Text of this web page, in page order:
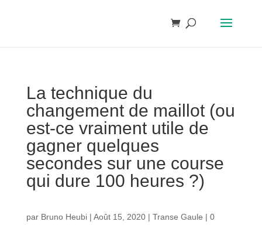
La technique du
changement de maillot (ou
est-ce vraiment utile de
gagner quelques
secondes sur une course
qui dure 100 heures ?)
par Bruno Heubi| Août 15, 2020| Transe Gaule | 0